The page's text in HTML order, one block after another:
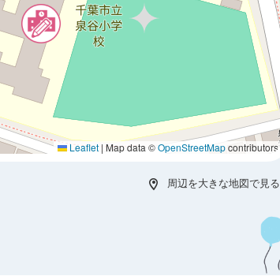
Leaflet | Map data ©OpenStreetMapcontributors
周辺を大きな地図で見る